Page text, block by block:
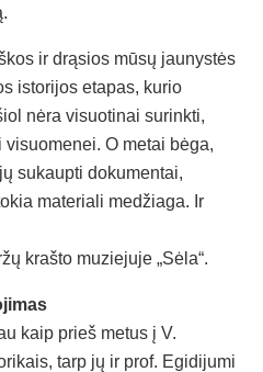
ir drąsios mūsų jaunystės
istorijos etapas, kurio
nėra visuotinai surinkti,
O metai bėga,
sukaupti dokumentai,
materiali medžiaga. Ir
krašto muziejuje „Sėla“.
kaip prieš metus į V.
tarp jų ir prof. Egidijumi